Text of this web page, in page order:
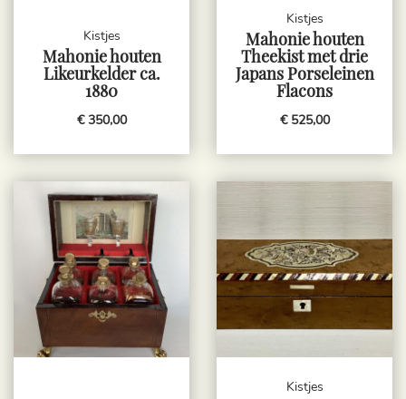
Kistjes
Mahonie houten
Likeurkelder ca.
1880
€ 350,00
Kistjes
Mahonie houten
Theekist met drie
Japans Porseleinen
Flacons
€ 525,00
Kistjes